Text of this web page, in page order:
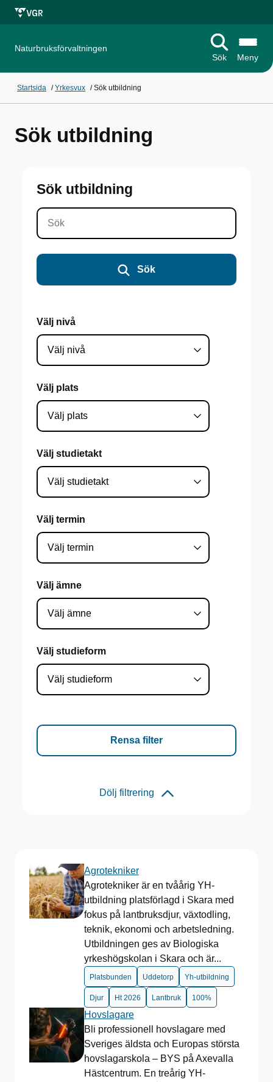
Naturbruksförvaltningen
Sök
Meny
Startsida /Yrkesvux /Sök utbildning
Sök utbildning
Sök utbildning
Sök
Välj nivå
Välj plats
Välj studietakt
Välj termin
Välj ämne
Välj studieform
Rensa filter
Dölj filtrering
Agrotekniker
Agrotekniker är en tvåårig YH-
utbildning platsförlagd i Skara med
fokus på lantbruksdjur, växtodling,
teknik, ekonomi och arbetsledning.
Utbildningen ges av Biologiska
yrkeshögskolan i Skara och är...
Platsbunden Uddetorp Yh-utbildning
Djur Ht 2026 Lantbruk 100%
Hovslagare
Bli professionell hovslagare med
Sveriges äldsta och Europas största
hovslagarskola – BYS på Axevalla
Hästcentrum. En treårig YH-